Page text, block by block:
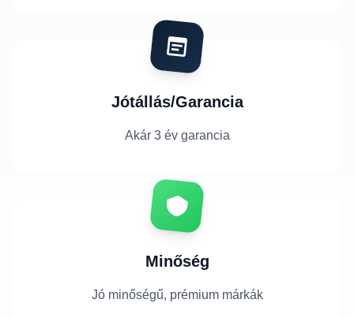
Jótállás/Garancia
Akár 3 év garancia
Minőség
Jó minőségű, prémium márkák